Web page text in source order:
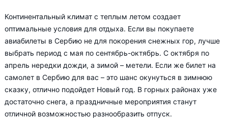
Континентальный климат с теплым летом создает
оптимальные условия для отдыха. Если вы покупаете
авиабилеты в Сербию не для покорения снежных гор, лучше
выбрать период с мая по сентябрь-октябрь. С октября по
апрель нередки дожди, а зимой – метели. Если же билет на
самолет в Сербию для вас – это шанс окунуться в зимнюю
сказку, отлично подойдет Новый год. В горных районах уже
достаточно снега, а праздничные мероприятия станут
отличной возможностью разнообразить отпуск.